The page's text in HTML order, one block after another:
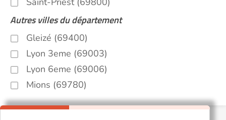
Autres villes du département
Gleizé (69400)
Lyon 3eme (69003)
Lyon 6eme (69006)
Mions (69780)